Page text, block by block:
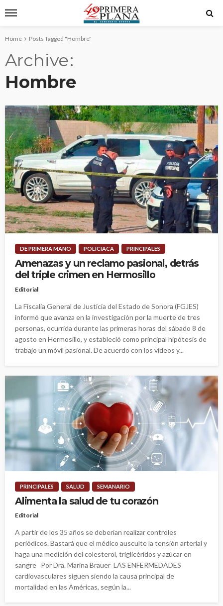
Home Posts Tagged "Hombre"
Archive
Hombre
DE PRIMERA MANO POLICIACA PRINCIPALES
Amenazas y un reclamo pasional, detrás
del triple crimen en Hermosillo
Editorial
La Fiscalía General de Justicia del Estado de Sonora (FGJES)
informó que avanza en la investigación por la muerte de tres
personas, ocurrida durante las primeras horas del sábado 8 de
agosto en Hermosillo, y estableció como principal hipótesis de
trabajo un móvil pasional. De acuerdo con los videos y...
PRINCIPALES SALUD SEMANARIO
Alimenta la salud de tu corazón
Editorial
A partir de los 35 años se deberían realizar controles
periódicos. Bastará que el médico ausculte la tensión arterial y
haga una medición del colesterol, triglicéridos y azúcar en
sangre Por Dra. Marina Brauer LAS ENFERMEDADES
cardiovasculares siguen siendo la causa principal de
mortalidad en las Américas, según la...